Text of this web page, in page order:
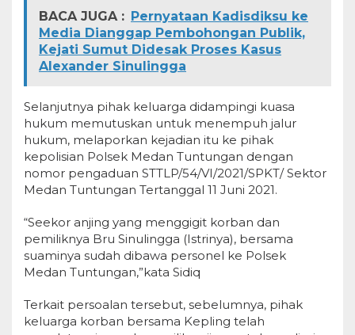
BACA JUGA : Pernyataan Kadisdiksu ke
Media Dianggap Pembohongan Publik,
Kejati Sumut Didesak Proses Kasus
Alexander Sinulingga
Selanjutnya pihak keluarga didampingi kuasa
hukum memutuskan untuk menempuh jalur
hukum, melaporkan kejadian itu ke pihak
kepolisian Polsek Medan Tuntungan dengan
nomor pengaduan STTLP/54/VI/2021/SPKT/ Sektor
Medan Tuntungan Tertanggal 11 Juni 2021.
“Seekor anjing yang menggigit korban dan
pemiliknya Bru Sinulingga (Istrinya), bersama
suaminya sudah dibawa personel ke Polsek
Medan Tuntungan,”kata Sidiq
Terkait persoalan tersebut, sebelumnya, pihak
keluarga korban bersama Kepling telah